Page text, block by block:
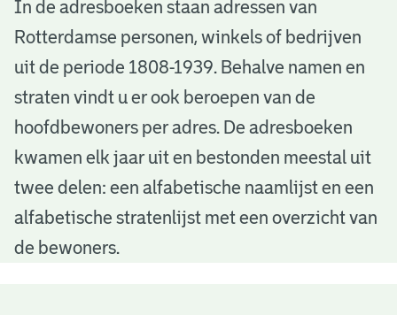
A
d
e
b
o
e
In de adresboeken staan adressen van
Rotterdamse personen, winkels of bedrijven
uit de periode 1808-1939. Behalve namen en
straten vindt u er ook beroepen van de
hoofdbewoners per adres. De adresboeken
kwamen elk jaar uit en bestonden meestal uit
twee delen: een alfabetische naamlijst en een
alfabetische stratenlijst met een overzicht van
de bewoners.